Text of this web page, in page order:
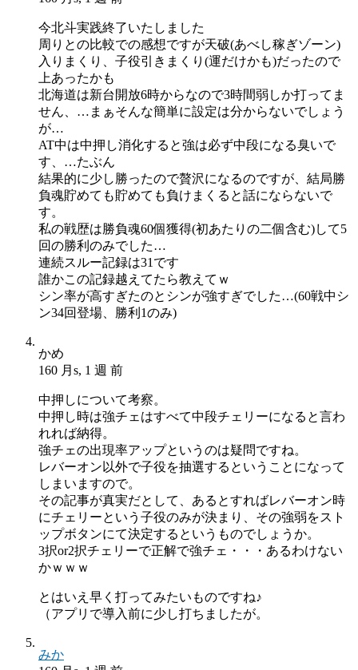
今北斗実践終了いたしました
周りとの比較での感想ですが天破(あべし稼ぎゾーン)
入りまくり、子役引きまくり(運だけかも)だったので
上あったかも
北海道は新台開放6時からなので3時間弱しか打ってま
せん、…まぁそんな簡単に設定は分からないでしょう
が…
AT中は中押し消化すると強は必ず中段になる臭いで
す、…たぶん
結果的に少し勝ったので贅沢になるのですが、結局勝
負魂貯めても貯めても負けまくると話にならないで
す。
私の戦歴は勝負魂60個獲得(初あたりの二個含む)して5
回の勝利のみでした…
連続スルー記録は31です
誰かこの記録越えてたら教えてｗ
シン率が高すぎたのとシンが強すぎでした…(60戦中シ
ン34回登場、勝利1のみ)
かめ
160 月s, 1 週 前
中押しについて考察。
中押し時は強チェはすべて中段チェリーになると言わ
れれば納得。
強チェの出現率アップというのは疑問ですね。
レバーオン以外で子役を抽選するということになって
しまいますので。
その記事が真実だとして、あるとすればレバーオン時
にチェリーという子役のみが決まり、その強弱をスト
ップボタンにて決定するというものでしょうか。
3択or2択チェリーで正解で強チェ・・・あるわけない
かｗｗｗ
とはいえ早く打ってみたいものですね♪
（アプリで導入前に少し打ちましたが。
みか